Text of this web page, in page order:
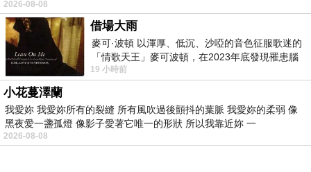
2026-08-08
借場大雨
麥可·波頓 以渾厚、低沉、沙啞的音色征服歌迷的
「情歌天王」麥可波頓，在2023年底發現罹患腦
瘤「祈禱早日康復，一切都好」。
19 小時前
小花蔓澤蘭
我愛妳 我愛妳所有的裂縫 所有風吹過後顫抖的葉脈 我愛妳的柔弱 像
黑夜愛一盞孤燈 像影子愛著它唯一的形狀 所以我靠近妳 一
2026-08-08